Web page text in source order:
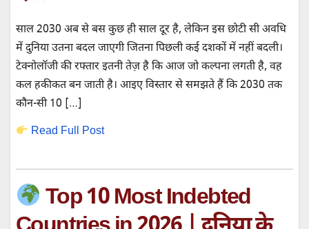
साल 2030 अब से बस कुछ ही साल दूर है, लेकिन इस छोटी सी अवधि
में दुनिया उतना बदल जाएगी जितना पिछली कई दशकों में नहीं बदली।
टेक्नोलॉजी की रफ्तार इतनी तेज़ है कि आज जो कल्पना लगती है, वह
कल हकीकत बन जाती है। आइए विस्तार से समझते हैं कि 2030 तक
कौन-सी 10 […]
Read Full Post
Top 10 Most Indebted